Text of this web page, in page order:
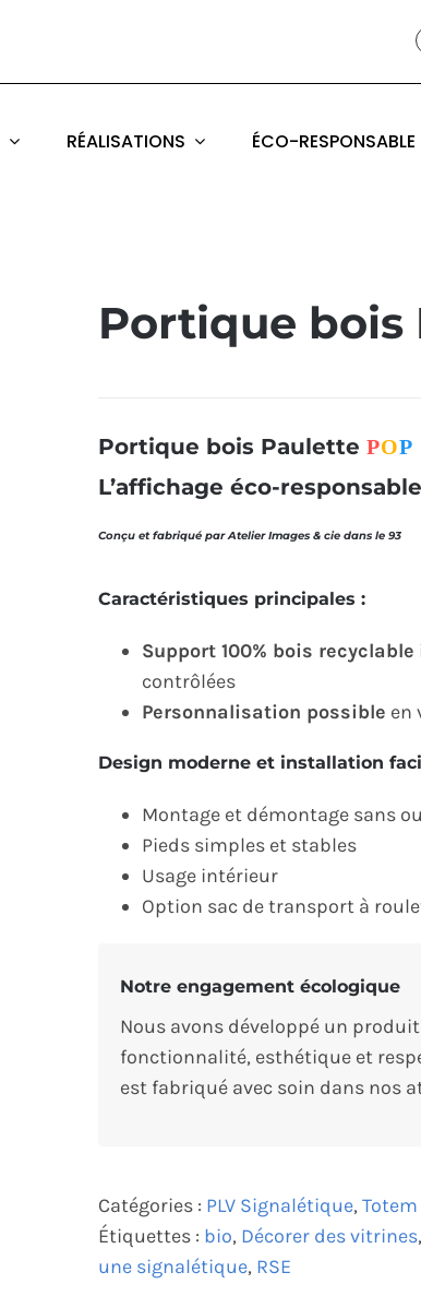
RÉALISATIONS ÉCO-RESPONSABLE
Portique bois
Portique bois PaulettePOP
L’affichage éco-
Conçu et fabriqué par Atelier Images & cie dans le 93
Caractéristiques principales :
Support 100% bois recyclable
contrôlées
Personnalisation possible en
Design moderne et installation
Montage et démontage sans
Pieds simples et stables
Usage intérieur
Option sac de transport à
Notre engagement écologique
Nous avons développé un
fonctionnalité, esthétique et
est fabriqué avec soin dans nos
Catégories : PLV Signalétique,
Étiquettes : bio, Décorer des vitrines,
une signalétique, RSE